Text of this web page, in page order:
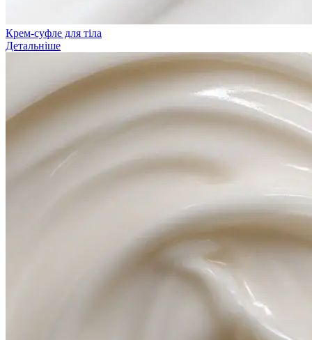
Крем-суфле для тіла
Детальніше